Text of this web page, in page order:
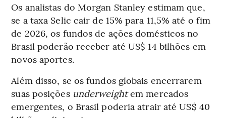
Os analistas do Morgan Stanley estimam que,
se a taxa Selic cair de 15% para 11,5% até o fim
de 2026, os fundos de ações domésticos no
Brasil poderão receber até US$ 14 bilhões em
novos aportes.
Além disso, se os fundos globais encerrarem
suas posições underweightem mercados
emergentes, o Brasil poderia atrair até US$ 40